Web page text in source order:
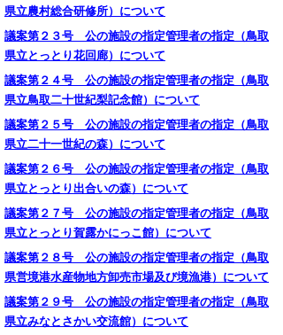
県立農村総合研修所）について
議案第２３号 公の施設の指定管理者の指定（鳥取
県立とっとり花回廊）について
議案第２４号 公の施設の指定管理者の指定（鳥取
県立鳥取二十世紀梨記念館）について
議案第２５号 公の施設の指定管理者の指定（鳥取
県立二十一世紀の森）について
議案第２６号 公の施設の指定管理者の指定（鳥取
県立とっとり出合いの森）について
議案第２７号 公の施設の指定管理者の指定（鳥取
県立とっとり賀露かにっこ館）について
議案第２８号 公の施設の指定管理者の指定（鳥取
県営境港水産物地方卸売市場及び境漁港）について
議案第２９号 公の施設の指定管理者の指定（鳥取
県立みなとさかい交流館）について